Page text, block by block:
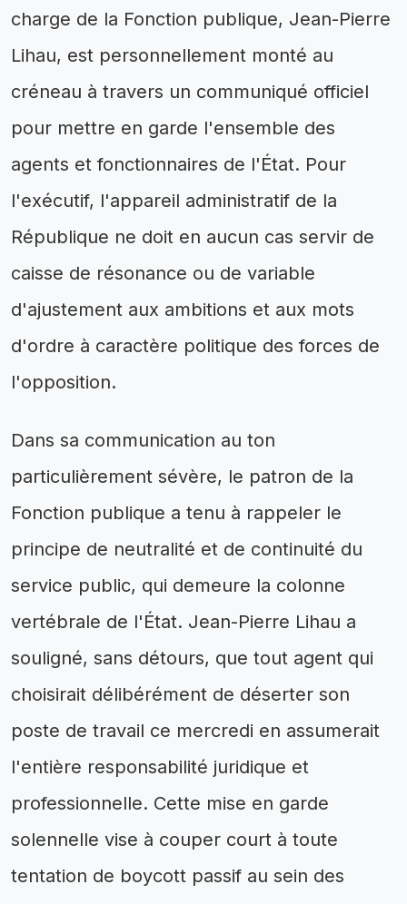
charge de la Fonction publique, Jean-Pierre
Lihau, est personnellement monté au
créneau à travers un communiqué officiel
pour mettre en garde l'ensemble des
agents et fonctionnaires de l'État. Pour
l'exécutif, l'appareil administratif de la
République ne doit en aucun cas servir de
caisse de résonance ou de variable
d'ajustement aux ambitions et aux mots
d'ordre à caractère politique des forces de
l'opposition.
Dans sa communication au ton
particulièrement sévère, le patron de la
Fonction publique a tenu à rappeler le
principe de neutralité et de continuité du
service public, qui demeure la colonne
vertébrale de l'État. Jean-Pierre Lihau a
souligné, sans détours, que tout agent qui
choisirait délibérément de déserter son
poste de travail ce mercredi en assumerait
l'entière responsabilité juridique et
professionnelle. Cette mise en garde
solennelle vise à couper court à toute
tentation de boycott passif au sein des